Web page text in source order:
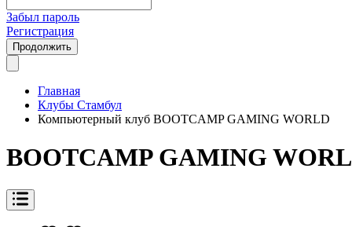
Забыл пароль
Регистрация
Продолжить
Главная
Клубы Стамбул
Компьютерный клуб BOOTCAMP GAMING WORLD
BOOTCAMP GAMING